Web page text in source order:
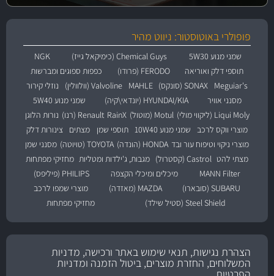
פופולרי באוטוסטור: ניווט מהיר
שמני מנוע 5W30 Chemical Guys (כימיקאל גייז)
NGK
תוספי דלק ואוריאה
FERODO (פרודו)
כפפות ספוגים ומברשות
Meguiar's
SONAX (סונקס) MAHLE Valvoline (וולוולין)
נוזלי קירור
מסנני אוויר
HYUNDAI/KIA (יונדאי\קיה)
שמני מנוע 5W40
Liqui Moly (ליקווי מולי)
Motul (מוטול) RainX Renault (רנו)
נורות הלוגן
מוצרי ווקס לרכב
שמני מנוע 10W40 תוספי שמן מצתים
צינורות דלק
מוצרי ניקוי וטיפוח עור ובד HONDA (הונדה) TOYOTA (טויוטה)
מסנני שמן
מצתי להט Castrol (קסטרול) מגבות, ג'ילדות ומטליות מחזיקי מפתחות
MANN Filter
מיכלים ומיכלי הקצפה
PHILIPS (פיליפס)
SUBARU (סובארו)
MAZDA (מאזדה)
מוצרי שמפו לרכב
Steel Shield (סטיל שילד)
מחזיקי מפתחות
הצהרת נגישות, תנאי שימוש באתר ורכישה, מדניות
המשלוחים, החזרת מוצרים, ביטול הזמנה ומדניות